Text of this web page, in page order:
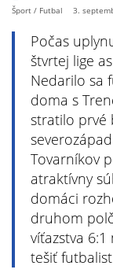
Šport / Futbal 3.
Počas
štvrtej lige
Nedarilo sa
doma s
stratilo prvé
Tovarníkov
atraktívny
domáci
druhom
víťazstva
tešiť